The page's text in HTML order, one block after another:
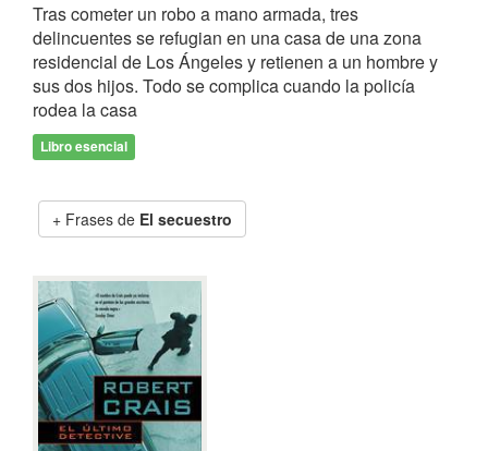
Tras cometer un robo a mano armada, tres
delincuentes se refugian en una casa de una zona
residencial de Los Ángeles y retienen a un hombre y
sus dos hijos. Todo se complica cuando la policía
rodea la casa
Libro esencial
Frases de El secuestro